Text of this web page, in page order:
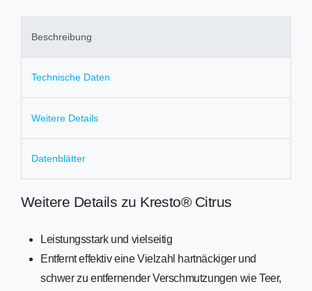
Beschreibung
Technische Daten
Weitere Details
Datenblätter
Weitere Details zu Kresto® Citrus
Leistungsstark und vielseitig
Entfernt effektiv eine Vielzahl hartnäckiger und
schwer zu entfernender Verschmutzungen wie Teer,